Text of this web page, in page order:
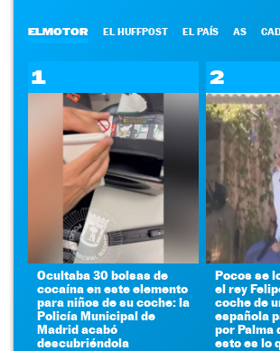
ELMOTOR EL HUFFPOST EL PAÍS AS
1
Ocultaba 30 bolsas de
cocaína en este elemento
para niños de su coche: la
Policía Municipal de
Madrid acabó
descubriéndola
2
Pocos se
el rey
coche de
española
por Palma
esto es lo